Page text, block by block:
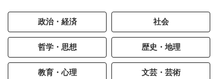
政治・経済 社会
哲学・思想 歴史・地理
教育・心理 文芸・芸術